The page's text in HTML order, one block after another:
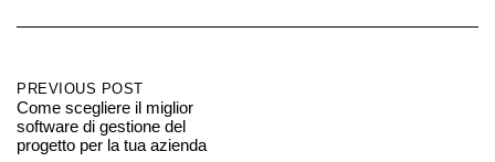
Post
navigation
PREVIOUS POST
Come scegliere il miglior
software di gestione del
progetto per la tua azienda